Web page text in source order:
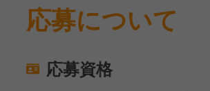
応募について
応募資格